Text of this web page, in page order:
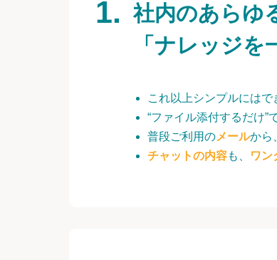
社内のあらゆ
「ナレッジを
これ以上シンプルにはで
“ファイル添付するだけ”で
普段ご利用のメールから
チャットの内容も、 ワン